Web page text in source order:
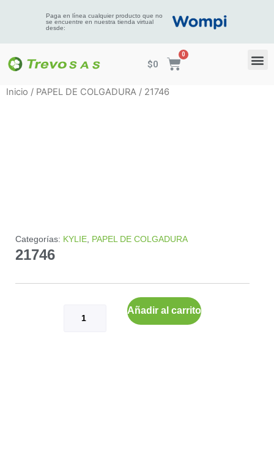
Paga en línea cualquier producto que no
se encuentre en nuestra tienda virtual
desde:
$0
Inicio / PAPEL DE COLGADURA / 21746
Categorías: KYLIE PAPEL DE COLGADURA
21746
Añadir al carrito